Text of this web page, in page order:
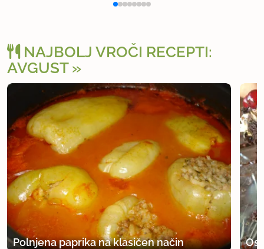
NAJBOLJ VROČI RECEPTI:
AVGUST
Polnjena paprika na klasičen način